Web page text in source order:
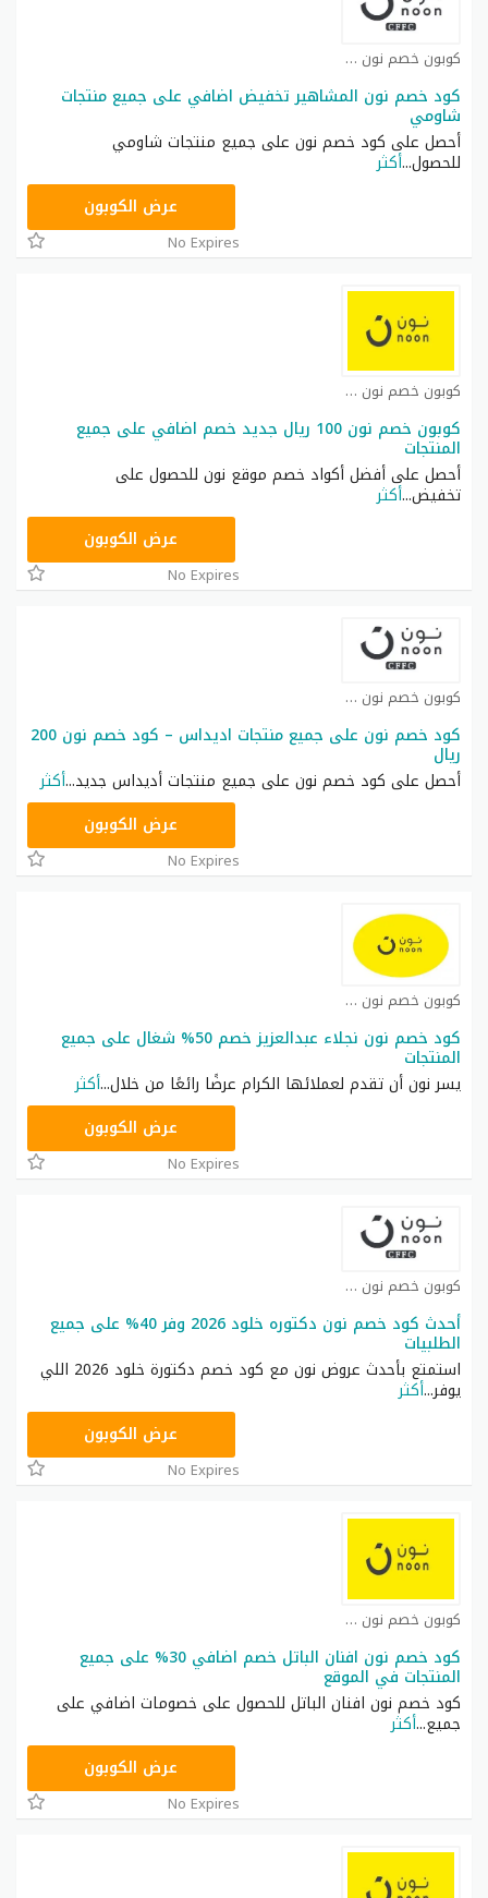
كوبون خصم نون كوبون
كود خصم نون المشاهير تخفيض اضافي على جميع منتجات
شاومي
أحصل على كود خصم نون على جميع منتجات شاومي
للحصول...أكثر
RRF24عرض الكوبون
No Expires
كوبون خصم نون مصر كوبون
كوبون خصم نون 100 ريال جديد خصم اضافي على جميع
المنتجات
أحصل على أفضل أكواد خصم موقع نون للحصول على
تخفيض...أكثر
RRF24عرض الكوبون
No Expires
كوبون خصم نون كوبون
كود خصم نون على جميع منتجات اديداس – كود خصم نون 200
ريال
أحصل على كود خصم نون على جميع منتجات أديداس جديد...أكثر
عرض الكوبون
No Expires
كوبون خصم نون كوبون
كود خصم نون نجلاء عبدالعزيز خصم 50% شغال على جميع
المنتجات
يسر نون أن تقدم لعملائها الكرام عرضًا رائعًا من خلال...أكثر
RRF24عرض الكوبون
No Expires
كوبون خصم نون كوبون
أحدث كود خصم نون دكتوره خلود 2026 وفر 40% على جميع
الطلبيات
استمتع بأحدث عروض نون مع كود خصم دكتورة خلود 2026 اللي
يوفر...أكثر
RRF24عرض الكوبون
No Expires
كوبون خصم نون مصر كوبون
كود خصم نون افنان الباتل خصم اضافي 30% على جميع
المنتجات في الموقع
كود خصم نون افنان الباتل للحصول على خصومات اضافي على
جميع...أكثر
RRF24عرض الكوبون
No Expires